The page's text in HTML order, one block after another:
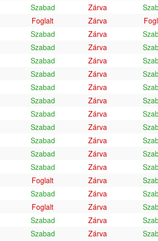
Szabad Zárva
Foglalt Zárva
Szabad Zárva
Szabad Zárva
Szabad Zárva
Szabad Zárva
Szabad Zárva
Szabad Zárva
Szabad Zárva
Szabad Zárva
Szabad Zárva
Szabad Zárva
Szabad Zárva
Foglalt Zárva
Szabad Zárva
Foglalt Zárva
Szabad Zárva
Szabad Zárva